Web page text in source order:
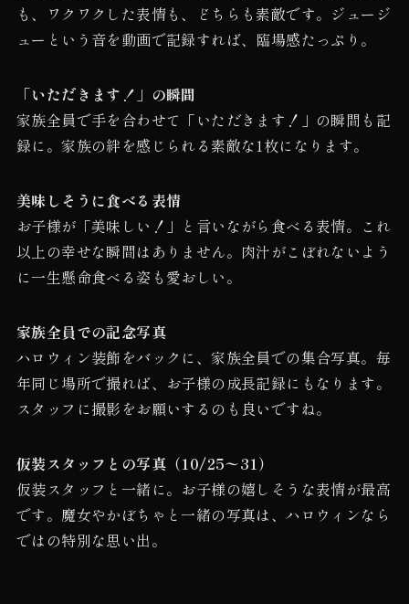
も、ワクワクした表情も、どちらも素敵です。ジュージ
ューという音を動画で記録すれば、臨場感たっぷり。
「いただきます！」の瞬間
家族全員で手を合わせて「いただきます！」の瞬間も記
録に。家族の絆を感じられる素敵な1枚になります。
美味しそうに食べる表情
お子様が「美味しい！」と言いながら食べる表情。これ
以上の幸せな瞬間はありません。肉汁がこぼれないよう
に一生懸命食べる姿も愛おしい。
家族全員での記念写真
ハロウィン装飾をバックに、家族全員での集合写真。毎
年同じ場所で撮れば、お子様の成長記録にもなります。
スタッフに撮影をお願いするのも良いですね。
仮装スタッフとの写真（10/25〜31）
仮装スタッフと一緒に。お子様の嬉しそうな表情が最高
です。魔女やかぼちゃと一緒の写真は、ハロウィンなら
ではの特別な思い出。